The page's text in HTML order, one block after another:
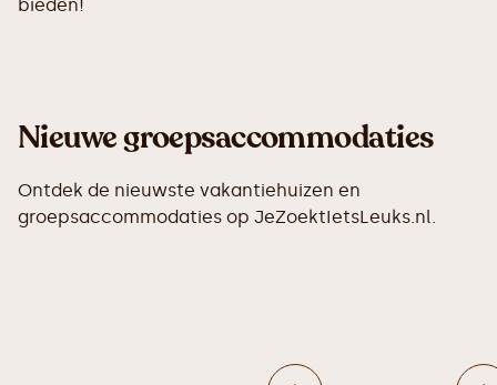
bieden!
Nieuwe groepsaccommodaties
Ontdek de nieuwste vakantiehuizen en
groepsaccommodaties op JeZoektIetsLeuks.nl.